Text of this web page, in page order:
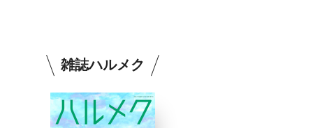
雑誌ハルメク